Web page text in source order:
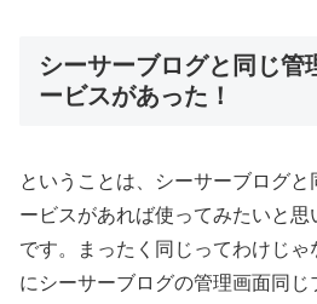
シーサーブログと同じ管
ービスがあった！
ということは、シーサーブログ
ービスがあれば使ってみたいと
です。まったく同じってわけじ
にシーサーブログの管理画面同